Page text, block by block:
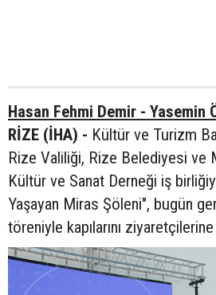
Hasan Fehmi Demir - Yasemin
RİZE (İHA) - Kültür ve Turizm
Rize Valiliği, Rize Belediyesi ve
Kültür ve Sanat Derneği iş
Yaşayan Miras Şöleni", bugün
töreniyle kapılarını ziyaretçilerine